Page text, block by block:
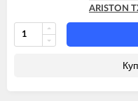
ARISTON